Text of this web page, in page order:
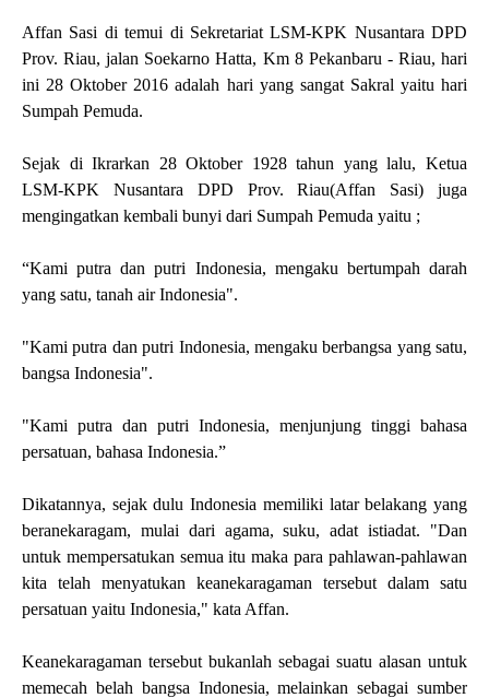
Affan Sasi di temui di Sekretariat LSM-KPK Nusantara DPD
Prov. Riau, jalan Soekarno Hatta, Km 8 Pekanbaru - Riau, hari
ini 28 Oktober 2016 adalah hari yang sangat Sakral yaitu hari
Sumpah Pemuda.
Sejak di Ikrarkan 28 Oktober 1928 tahun yang lalu, Ketua
LSM-KPK Nusantara DPD Prov. Riau(Affan Sasi) juga
mengingatkan kembali bunyi dari Sumpah Pemuda yaitu ;
“Kami putra dan putri Indonesia, mengaku bertumpah darah
yang satu, tanah air Indonesia".
"Kami putra dan putri Indonesia, mengaku berbangsa yang satu,
bangsa Indonesia".
"Kami putra dan putri Indonesia, menjunjung tinggi bahasa
persatuan, bahasa Indonesia.”
Dikatannya, sejak dulu Indonesia memiliki latar belakang yang
beranekaragam, mulai dari agama, suku, adat istiadat. "Dan
untuk mempersatukan semua itu maka para pahlawan-pahlawan
kita telah menyatukan keanekaragaman tersebut dalam satu
persatuan yaitu Indonesia," kata Affan.
Keanekaragaman tersebut bukanlah sebagai suatu alasan untuk
memecah belah bangsa Indonesia, melainkan sebagai sumber